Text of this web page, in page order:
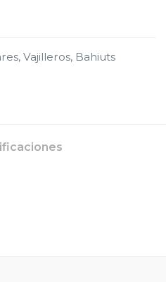
Vajilleros, Bahiuts